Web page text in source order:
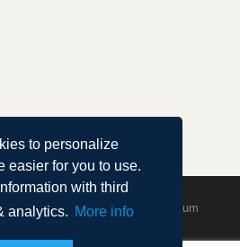
to personalize
easier for you to use.
with third
analytics. More info
|Sitemap| Powered by Agendum